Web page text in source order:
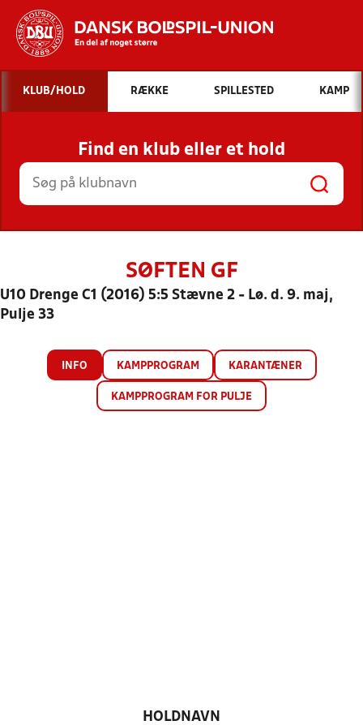
Hvad vil du søge efter?
INDHOLD OG NYHEDER
STILLINGER, RESULTATER, KLUBBER OG
HOLD
KLUB/HOLD RÆKKE SPILLESTED KAMP
Find en klub eller et hold
SØFTEN GF
U10 Drenge C1 (2016) 5:5 Stævne 2 - Lø. d. 9. maj,
Pulje 33
INFO KAMPPROGRAM KARANTÆNER
KAMPPROGRAM FOR PULJE
HOLDNAVN